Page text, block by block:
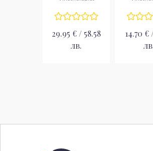
29.95 € / 58.58
лв.
14.70 €